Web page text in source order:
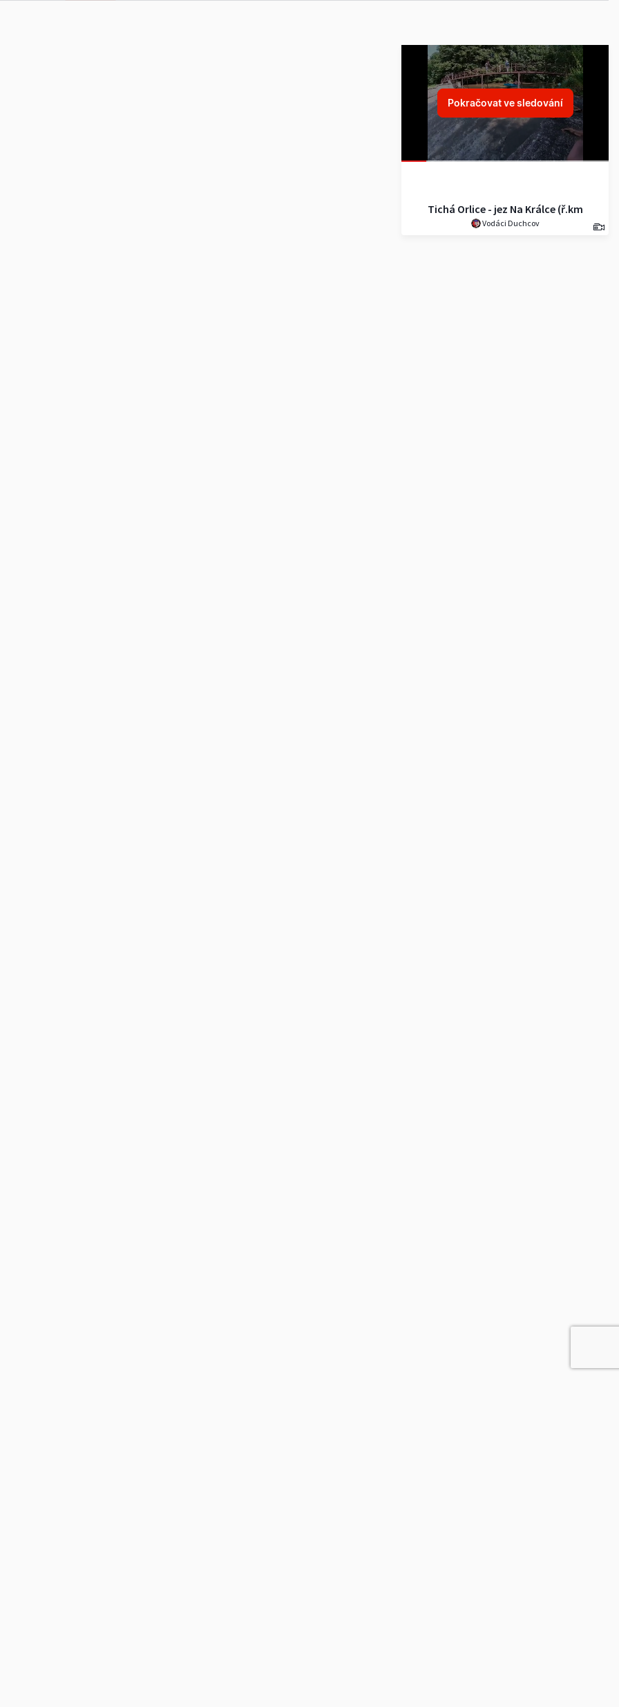
Pokračovat ve sledování
Tichá Orlice - jez Na Králce (ř.km
8,3
Vodáci Duchcov